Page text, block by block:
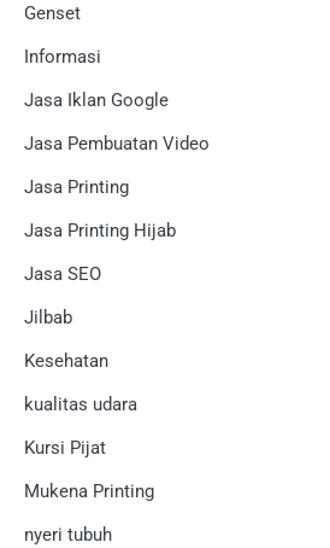
Genset
Informasi
Jasa Iklan Google
Jasa Pembuatan Video
Jasa Printing
Jasa Printing Hijab
Jasa SEO
Jilbab
Kesehatan
kualitas udara
Kursi Pijat
Mukena Printing
nyeri tubuh